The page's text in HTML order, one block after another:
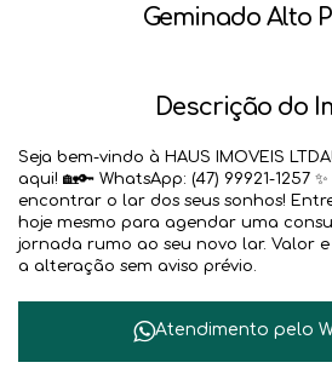
Geminado Alto
Descrição do
Seja bem-vindo à HAUS IMOVEIS
aqui! 🏡🔑 WhatsApp: (47) 99921-1257
encontrar o lar dos seus sonhos!
hoje mesmo para agendar uma
jornada rumo ao seu novo lar. Valor
a alteração sem aviso prévio.
Atendimento pelo